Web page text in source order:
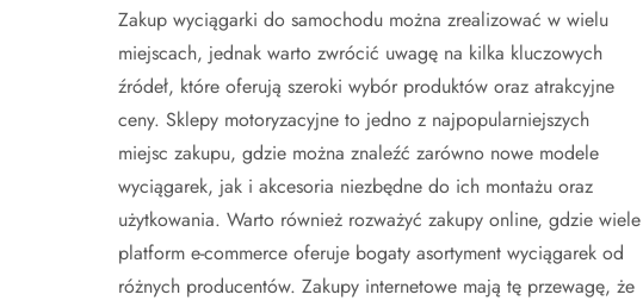
Zakup wyciągarki do samochodu można zrealizować w wielu
miejscach, jednak warto zwrócić uwagę na kilka kluczowych
źródeł, które oferują szeroki wybór produktów oraz atrakcyjne
ceny. Sklepy motoryzacyjne to jedno z najpopularniejszych
miejsc zakupu, gdzie można znaleźć zarówno nowe modele
wyciągarek, jak i akcesoria niezbędne do ich montażu oraz
użytkowania. Warto również rozważyć zakupy online, gdzie wiele
platform e-commerce oferuje bogaty asortyment wyciągarek od
różnych producentów. Zakupy internetowe mają tę przewagę, że